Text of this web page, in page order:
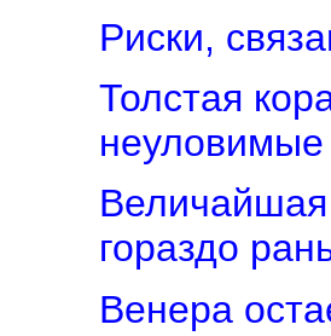
Риски,
Толстая
Величайшая
гораздо
Венера